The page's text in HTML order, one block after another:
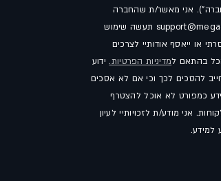
אני מאשר/ת שהחברה
support@megasport.co.il תעשה שימוש
או ייאסף אודותיי לצרכים
בהתאם למדיניות הפרטיות.ידוע
חייב להסכים לכך וכי אם לא אסכים
כמפורט לא אוכל להצטרף
אני מודע/ת לזכויותיי לעיון
למידע.